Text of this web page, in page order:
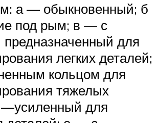
а — обыкновенный; б
под рым; в — с
предназначенный для
легких деталей;
кольцом для
тяжелых
—усиленный для